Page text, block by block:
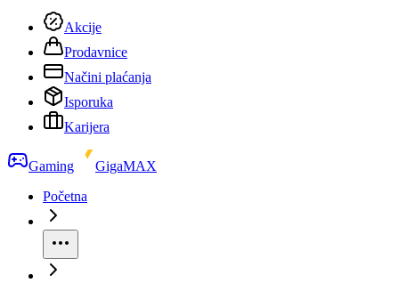
Akcije
Prodavnice
Načini plaćanja
Isporuka
Karijera
Gaming
GigaMAX
Početna